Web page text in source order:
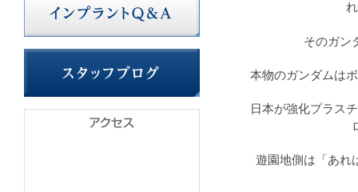
そのガン
本物のガンダムは
日本が強化プラス
遊園地側は「あれ